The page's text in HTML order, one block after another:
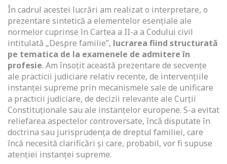
În cadrul acestei lucrări am realizat o interpretare, o
prezentare sintetică a elementelor esenţiale ale
normelor cuprinse în Cartea a II-a a Codului civil
intitulată „Despre familie”, lucrarea fiind structurată
pe tematica de la examenele de admitere în
profesie. Am însoţit această prezentare de secvenţe
ale practicii judiciare relativ recente, de intervenţiile
instanţei supreme prin mecanismele sale de unificare
a practicii judiciare, de decizii relevante ale Curţii
Constituţionale sau ale instanţelor europene. S-a evitat
reliefarea aspectelor controversate, încă disputate în
doctrina sau jurisprudenţa de dreptul familiei, care
încă necesită clarificări şi care, probabil, vor fi supuse
atenţiei instanţei supreme.